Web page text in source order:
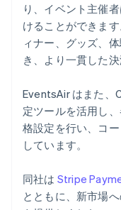
り、イベント主催
けることができま
ィナー、グッズ、
き、より一貫した
EventsAir はまた、
定ツールを活用し
格設定を行い、コ
しています。
同社は Stripe
とともに、新市場